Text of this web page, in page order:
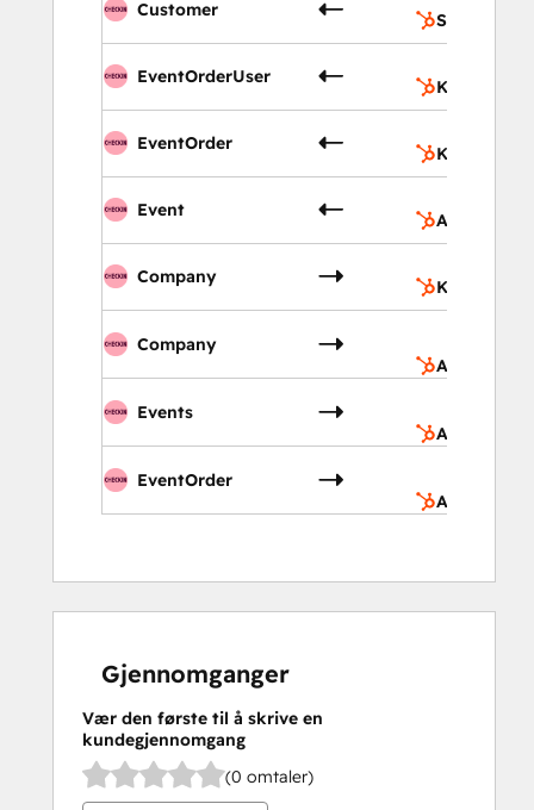
Customer Selskaper
EventOrderUser Kontakter
EventOrder Kontakter
Event Avtaler
Company Kontakter
Company
Avtale-
Events
Avtale-
EventOrder
Avtale-
Gjennomganger
Vær den første til å skrive en
kundegjennomgang
(0 omtaler)